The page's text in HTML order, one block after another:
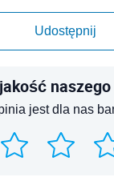
Udostępnij
naszego
jest dla nas